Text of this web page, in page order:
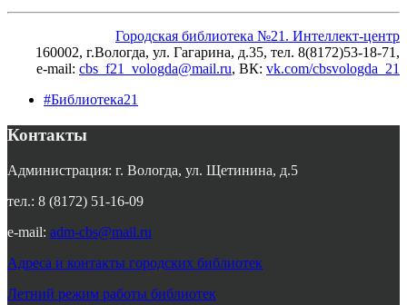
Городская библиотека №21. Интеллект-центр
160002, г.Вологда, ул. Гагарина, д.35, тел. 8(8172)53-18-71,
e-mail: cbs_f21_vologda@mail.ru, ВК: vk.com/cbsvologda_21
#Библиотека21
Контакты
Администрация: г. Вологда, ул. Щетинина, д.5
тел.: 8 (8172) 51-16-09
e-mail: adm-cbs@mail.ru
Адреса и контакты городских библиотек
Летний режим работы библиотек